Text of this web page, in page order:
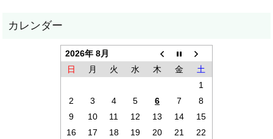
2026年 8月
日
月 火 水 木 金
土
1
2
3 4 5 6 7
8
9
10 11 12 13 14
15
16
17 18 19 20 21
22